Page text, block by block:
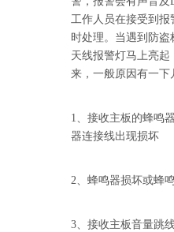
工作人员在接受到报
时处理。当遇到防
天线报警灯马上亮起
来，一般原因有一下
1、接收主板的蜂鸣
器连接线出现损坏
2、蜂鸣器损坏或蜂
3、接收主板音量跳